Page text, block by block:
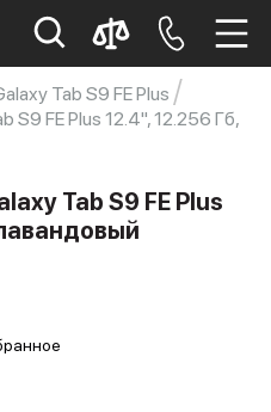
s23
s23 ultra
Tab S9 FE Plus
S9 FE Plus 12.4", 12.256 Гб,
Tab S9 FE Plus